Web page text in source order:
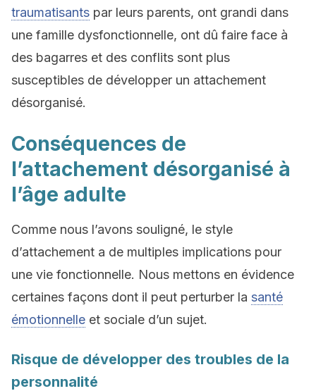
traumatisants par leurs parents, ont grandi dans
une famille dysfonctionnelle, ont dû faire face à
des bagarres et des conflits sont plus
susceptibles de développer un attachement
désorganisé.
Conséquences de
l’attachement désorganisé à
l’âge adulte
Comme nous l’avons souligné, le style
d’attachement a de multiples implications pour
une vie fonctionnelle. Nous mettons en évidence
certaines façons dont il peut perturber la santé
émotionnelle et sociale d’un sujet.
Risque de développer des troubles de la
personnalité